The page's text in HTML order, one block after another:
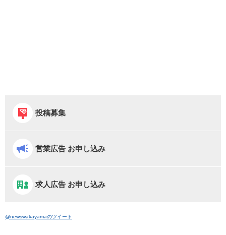
投稿募集
営業広告 お申し込み
求人広告 お申し込み
@newswakayamaのツイート